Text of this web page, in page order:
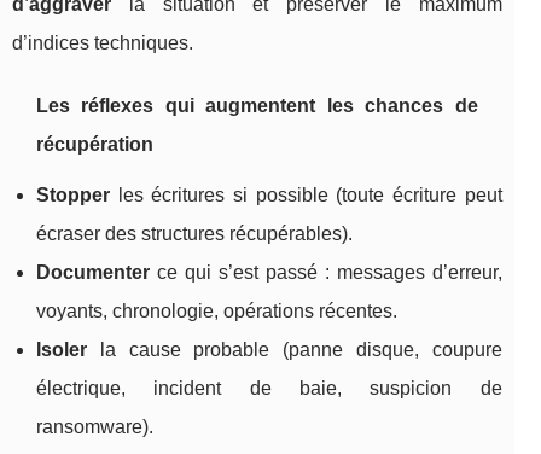
d’aggraver la situation et préserver le maximum
d’indices techniques.
Les réflexes qui augmentent les chances de
récupération
Stopper les écritures si possible (toute écriture peut
écraser des structures récupérables).
Documenter ce qui s’est passé : messages d’erreur,
voyants, chronologie, opérations récentes.
Isoler la cause probable (panne disque, coupure
électrique, incident de baie, suspicion de
ransomware).